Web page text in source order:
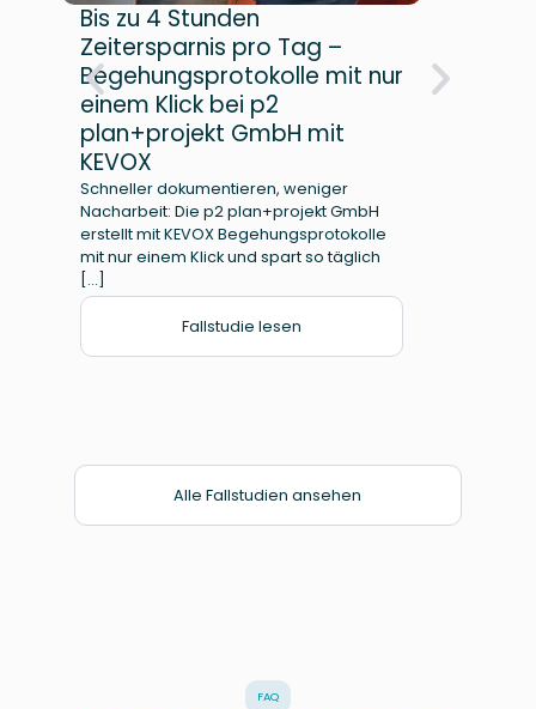
Bis zu 4 Stunden
Zeitersparnis pro Tag –
Begehungsprotokolle mit nur
einem Klick bei p2
plan+projekt GmbH mit
KEVOX
Schneller dokumentieren, weniger
Nacharbeit: Die p2 plan+projekt GmbH
erstellt mit KEVOX Begehungsprotokolle
mit nur einem Klick und spart so täglich
[…]
Fallstudie lesen
Alle Fallstudien ansehen
FAQ